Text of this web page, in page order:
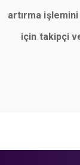
artırma
için takipçi